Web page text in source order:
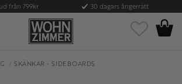
från 799kr 30 dagars ångerrätt
Favoriter
SKÄNKAR - SIDEBOARDS